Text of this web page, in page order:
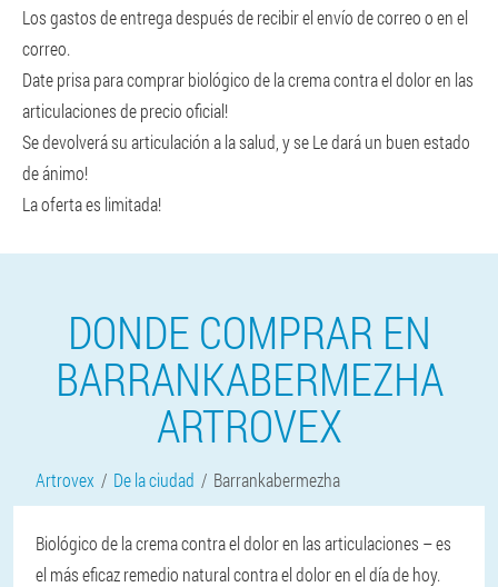
Los gastos de entrega después de recibir el envío de correo o en el
correo.
Date prisa para comprar biológico de la crema contra el dolor en las
articulaciones de precio oficial!
Se devolverá su articulación a la salud, y se Le dará un buen estado
de ánimo!
La oferta es limitada!
DONDE COMPRAR EN
BARRANKABERMEZHA
ARTROVEX
Artrovex De la ciudad Barrankabermezha
Biológico de la crema contra el dolor en las articulaciones – es
el más eficaz remedio natural contra el dolor en el día de hoy.